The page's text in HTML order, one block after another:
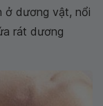
ở dương vật, nổi
rát dương